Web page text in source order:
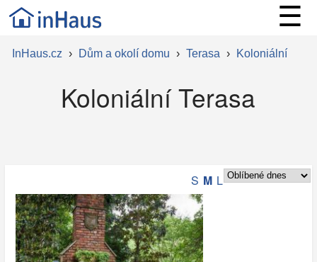
☰
InHaus.cz › Dům a okolí domu › Terasa › Koloniální
Koloniální Terasa
S M L